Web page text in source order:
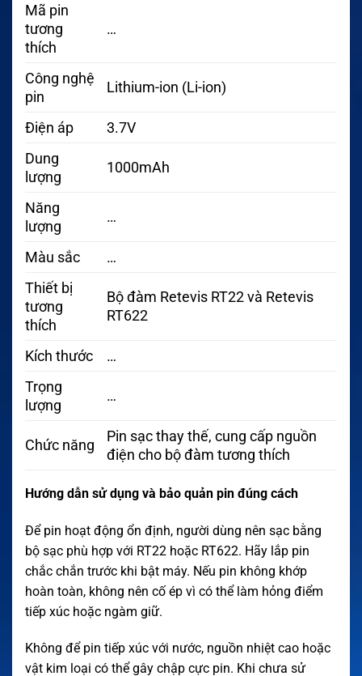
Mã pin
tương
thích
…
Công nghệ
pin
Lithium-ion (Li-ion)
Điện áp
3.7V
Dung
lượng
1000mAh
Năng
lượng
…
Màu sắc
…
Thiết bị
tương
thích
Bộ đàm Retevis RT22 và Retevis
RT622
Kích thước
…
Trọng
lượng
…
Chức năng
Pin sạc thay thế, cung cấp nguồn
điện cho bộ đàm tương thích
Hướng dẫn sử dụng và bảo quản pin đúng cách
Để pin hoạt động ổn định, người dùng nên sạc bằng
bộ sạc phù hợp với RT22 hoặc RT622. Hãy lắp pin
chắc chắn trước khi bật máy. Nếu pin không khớp
hoàn toàn, không nên cố ép vì có thể làm hỏng điểm
tiếp xúc hoặc ngàm giữ.
Không để pin tiếp xúc với nước, nguồn nhiệt cao hoặc
vật kim loại có thể gây chập cực pin. Khi chưa sử